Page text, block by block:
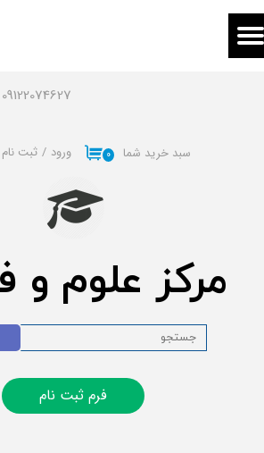
09122074627
مرکز علوم و
۰ سبد خرید شما ورود / ثبت نام
حساب کاربری من
خروج از حساب کاربری
فرم ثبت نام